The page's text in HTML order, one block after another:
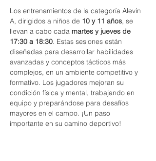
Los entrenamientos de la categoría Alevín
A, dirigidos a niños de 10 y 11 años, se
llevan a cabo cada martes y jueves de
17:30 a 18:30. Estas sesiones están
diseñadas para desarrollar habilidades
avanzadas y conceptos tácticos más
complejos, en un ambiente competitivo y
formativo. Los jugadores mejoran su
condición física y mental, trabajando en
equipo y preparándose para desafíos
mayores en el campo. ¡Un paso
importante en su camino deportivo!